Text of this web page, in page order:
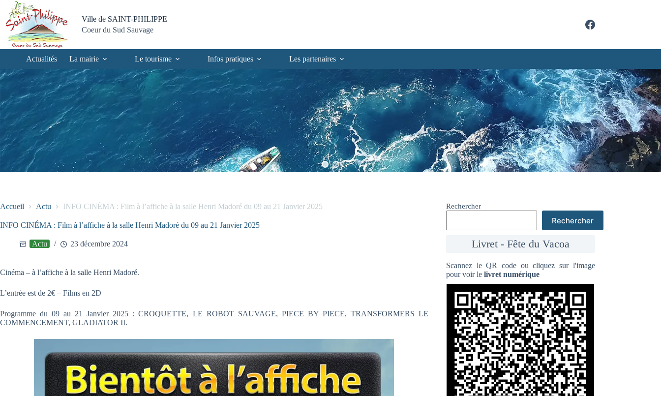
Passer
contenu
Passer
menu
Aller
recherche
Aller
pied
page
Ville de SAINT-PHILIPPE
Coeur du Sud Sauvage
Actualités La mairie Le tourisme Infos pratiques Les partenaires
Accueil Actu INFO CINÉMA : Film à l’affiche à la salle Henri Madoré du 09 au 21 Janvier 2025
INFO CINÉMA : Film à l’affiche à la salle Henri Madoré du 09 au 21 Janvier 2025
Actu 23 décembre 2024
Cinéma – à l’affiche à la salle Henri Madoré.
L’entrée est de 2€ – Films en 2D
Programme du 09 au 21 Janvier 2025 : CROQUETTE, LE ROBOT SAUVAGE, PIECE BY PIECE, TRANSFORMERS LE
COMMENCEMENT, GLADIATOR II.
Rechercher
Rechercher
Livret - Fête du Vacoa
Scannez le QR code ou cliquez sur l'image
pour voir lelivret numérique